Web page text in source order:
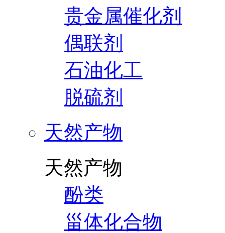
贵金属催化剂
偶联剂
石油化工
脱硫剂
天然产物
天然产物
酚类
甾体化合物